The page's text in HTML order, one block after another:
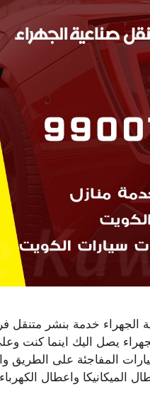
الجهراء خدمة بنشر
المفاجئة على الطريق
الميكانيكا واعطال